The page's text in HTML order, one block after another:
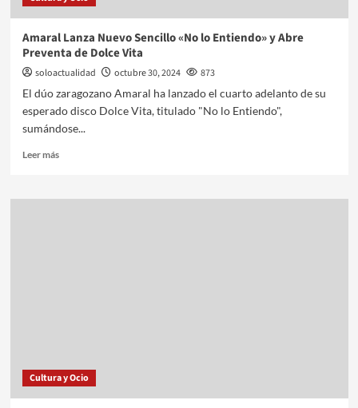
Amaral Lanza Nuevo Sencillo «No lo Entiendo» y Abre
Preventa de Dolce Vita
soloactualidad octubre 30, 2024
873
El dúo zaragozano Amaral ha lanzado el cuarto adelanto de su
esperado disco Dolce Vita, titulado "No lo Entiendo",
sumándose...
Leer más
Cultura y Ocio